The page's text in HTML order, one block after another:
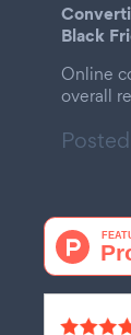
Black
Online
overall